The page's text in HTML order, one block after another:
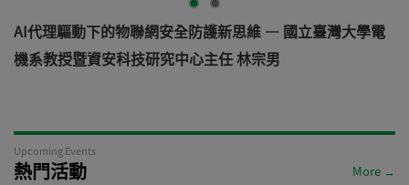
AI代理驅動下的物聯網安全防護新思維 — 國立臺灣大學電
機系教授暨資安科技研究中心主任 林宗男
Upcoming Events
熱門活動 More →